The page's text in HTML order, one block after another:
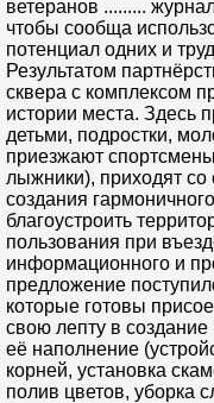
ветеранов .........
чтобы сообща
потенциал одних и
Результатом
сквера с комплексом
истории места. Здесь
детьми, подростки,
приезжают
лыжники), приходят
создания
благоустроить
пользования при
информационного и
предложение
которые готовы
свою лепту в
её наполнение
корней, установка
полив цветов, уборка